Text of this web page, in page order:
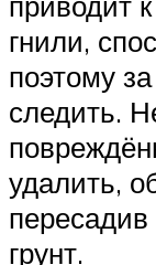
гнили,
поэтому
следить.
удалить,
грунт.